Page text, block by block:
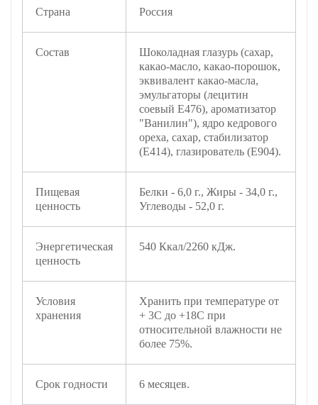
Страна Россия
Состав
Шоколадная глазурь (сахар,
какао-масло, какао-порошок,
эквивалент какао-масла,
эмульгаторы (лецитин
соевый Е476), ароматизатор
"Ванилин"), ядро кедрового
ореха, сахар, стабилизатор
(Е414), глазирователь (Е904).
Пищевая
ценность
Белки - 6,0 г., Жиры - 34,0 г.,
Углеводы - 52,0 г.
Энергетическая
ценность
540 Ккал/2260 кДж.
Условия
хранения
Хранить при температуре от
+ 3С до +18С при
относительной влажности не
более 75%.
Срок годности 6 месяцев.